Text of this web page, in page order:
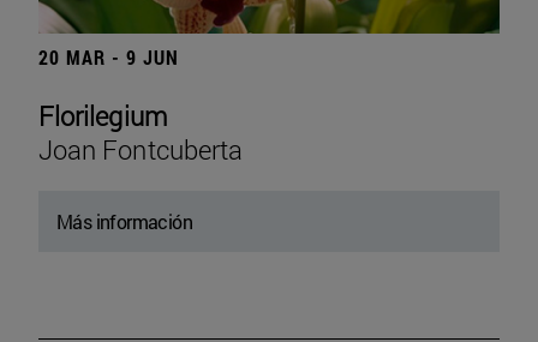
20 MAR - 9 JUN
Florilegium
Joan Fontcuberta
Más información